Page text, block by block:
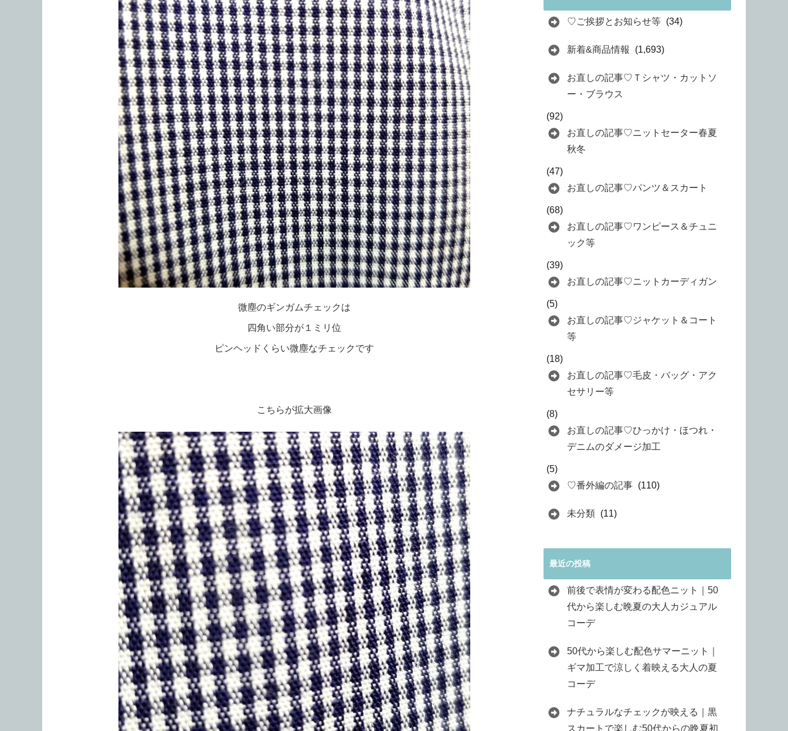
微塵のギンガムチェックは
四角い部分が１ミリ位
ピンヘッドくらい微塵なチェックです
こちらが拡大画像
♡ご挨拶とお知らせ等 (34)
新着&商品情報 (1,693)
お直しの記事♡Ｔシャツ・カットソ
ー・ブラウス
(92)
お直しの記事♡ニットセーター春夏
秋冬
(47)
お直しの記事♡パンツ＆スカート
(68)
お直しの記事♡ワンピース＆チュニ
ック等
(39)
お直しの記事♡ニットカーディガン
(5)
お直しの記事♡ジャケット＆コート
等
(18)
お直しの記事♡毛皮・バッグ・アク
セサリー等
(8)
お直しの記事♡ひっかけ・ほつれ・
デニムのダメージ加工
(5)
♡番外編の記事 (110)
未分類 (11)
最近の投稿
前後で表情が変わる配色ニット｜50
代から楽しむ晩夏の大人カジュアル
コーデ
50代から楽しむ配色サマーニット｜
ギマ加工で涼しく着映える大人の夏
コーデ
ナチュラルなチェックが映える｜黒
スカートで楽しむ50代からの晩夏初